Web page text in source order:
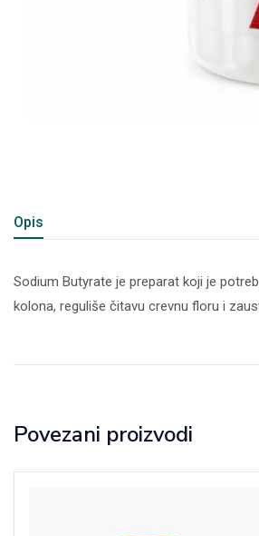
Opis
Sodium Butyrate je preparat koji je
kolona, reguliše čitavu crevnu floru i
Povezani proizvodi